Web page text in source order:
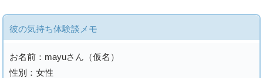
彼の気持ち体験談メモ
お名前：mayuさん（仮名）
性別：女性